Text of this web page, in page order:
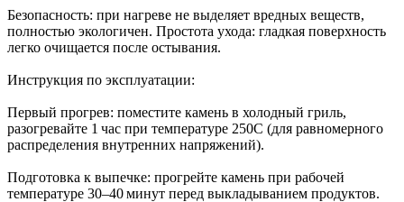
Безопасность: при нагреве не выделяет вредных веществ,
полностью экологичен. Простота ухода: гладкая поверхность
легко очищается после остывания.
Инструкция по эксплуатации:
Первый прогрев: поместите камень в холодный гриль,
разогревайте 1 час при температуре 250C (для равномерного
распределения внутренних напряжений).
Подготовка к выпечке: прогрейте камень при рабочей
температуре 30–40 минут перед выкладыванием продуктов.